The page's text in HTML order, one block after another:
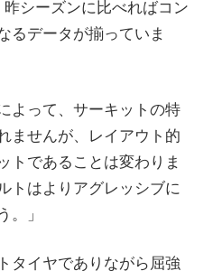
シーズンに比べればコン
るデータが揃っていま
よって、サーキットの特
ませんが、レイアウト的
トであることは変わりま
トはよりアグレッシブに
。」
タイヤでありながら屈強